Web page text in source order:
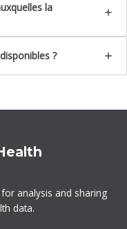
la
?
analysis and sharing
data.